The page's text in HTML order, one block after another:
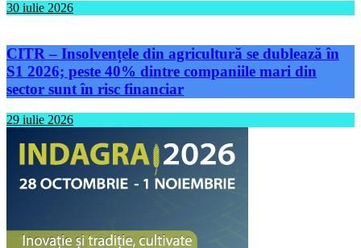
30 iulie 2026
CITR – Insolvențele din agricultură se dublează în
S1 2026; peste 40% dintre companiile mari din
sector sunt în risc financiar
29 iulie 2026